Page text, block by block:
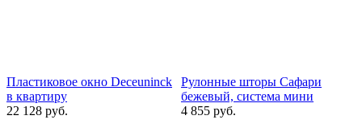
Пластиковое окно Deceuninck
в квартиру
22 128 руб.
Рулонные шторы Сафари
бежевый, система мини
4 855 руб.